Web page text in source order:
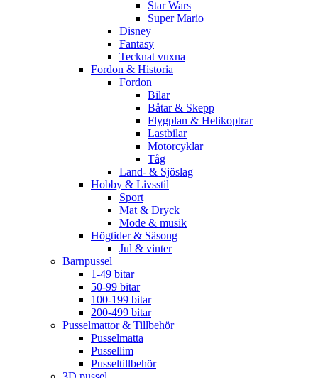
Star Wars
Super Mario
Disney
Fantasy
Tecknat vuxna
Fordon & Historia
Fordon
Bilar
Båtar & Skepp
Flygplan & Helikoptrar
Lastbilar
Motorcyklar
Tåg
Land- & Sjöslag
Hobby & Livsstil
Sport
Mat & Dryck
Mode & musik
Högtider & Säsong
Jul & vinter
Barnpussel
1-49 bitar
50-99 bitar
100-199 bitar
200-499 bitar
Pusselmattor & Tillbehör
Pusselmatta
Pussellim
Pusseltillbehör